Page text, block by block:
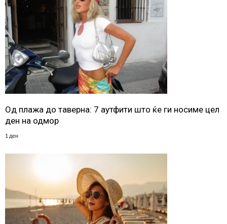
Од плажа до таверна: 7 аутфити што ќе ги носиме цел
ден на одмор
1 ден